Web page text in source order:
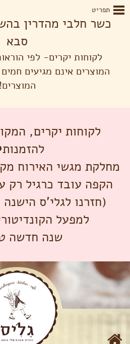
כשר חלבי מהדרין
סבא
לקוחות יקרים- לפי
המוצרים אינם מגיעים
המוצרים!
לקוחות יקרים,
מחלקת מגשי האירוח
הקפה עובד כרגיל רק
(חזרנו לגלי'ס
למפעל
שנה חדשה
תפריט